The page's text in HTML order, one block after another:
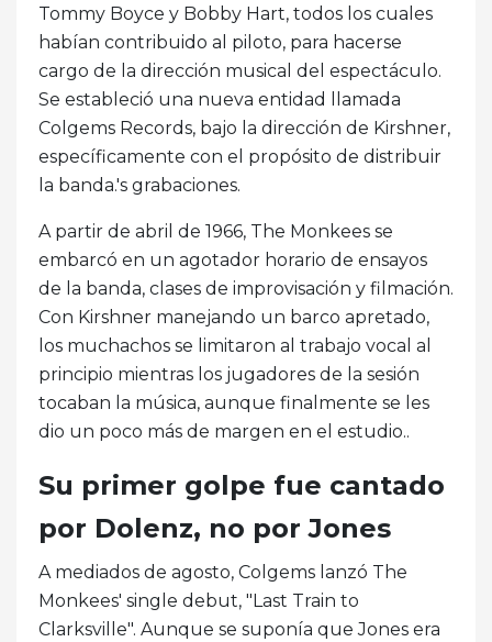
Tommy Boyce y Bobby Hart, todos los cuales
habían contribuido al piloto, para hacerse
cargo de la dirección musical del espectáculo.
Se estableció una nueva entidad llamada
Colgems Records, bajo la dirección de Kirshner,
específicamente con el propósito de distribuir
la banda.'s grabaciones.
A partir de abril de 1966, The Monkees se
embarcó en un agotador horario de ensayos
de la banda, clases de improvisación y filmación.
Con Kirshner manejando un barco apretado,
los muchachos se limitaron al trabajo vocal al
principio mientras los jugadores de la sesión
tocaban la música, aunque finalmente se les
dio un poco más de margen en el estudio..
Su primer golpe fue cantado
por Dolenz, no por Jones
A mediados de agosto, Colgems lanzó The
Monkees' single debut, "Last Train to
Clarksville". Aunque se suponía que Jones era